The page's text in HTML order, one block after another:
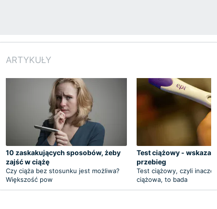
ARTYKUŁY
10 zaskakujących sposobów, żeby
zajść w ciążę
Czy ciąża bez stosunku jest możliwa?
Większość pow
Test ciążowy -
przebieg
Test ciążowy, czyli
ciążowa, to bada